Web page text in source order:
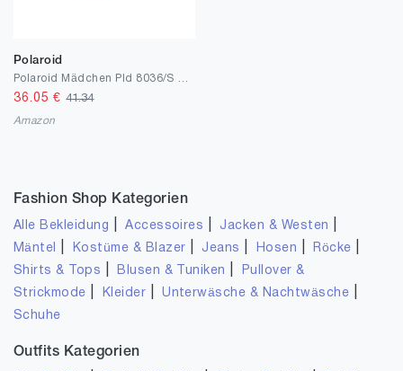
Polaroid
36.05 €41.34
Amazon
Fashion Shop Kategorien
Alle Bekleidung |Accessoires Jacken & Westen
Mäntel Kostüme & Blazer Jeans Hosen Röcke
Shirts & Tops Blusen & Tuniken
Pullover &
Strickmode
Kleider |Unterwäsche & Nachtwäsche
Schuhe
Outfits Kategorien